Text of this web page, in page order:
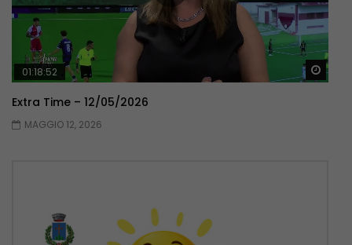
01:18:52
Extra Time – 12/05/2026
MAGGIO 12, 2026